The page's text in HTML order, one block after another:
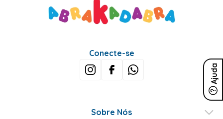
Ajuda
Conecte-se
Sobre Nós